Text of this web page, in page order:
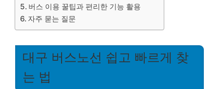
버스 이용 꿀팁과 편리한 기능 활용
자주 묻는 질문
대구 버스노선 쉽고 빠르게 찾
는 법